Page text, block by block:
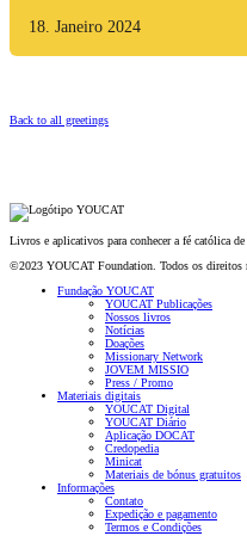
18. Janeiro 2024
Back to all greetings
Livros e aplicativos para conhecer a fé católica
©2023 YOUCAT Foundation. Todos os direitos
Fundação YOUCAT
YOUCAT Publicações
Nossos livros
Notícias
Doações
Missionary Network
JOVEM MISSIO
Press / Promo
Materiais digitais
YOUCAT Digital
YOUCAT Diário
Aplicação DOCAT
Credopedia
Minicat
Materiais de bónus gratuitos
Informações
Contato
Expedição e pagamento
Termos e Condições